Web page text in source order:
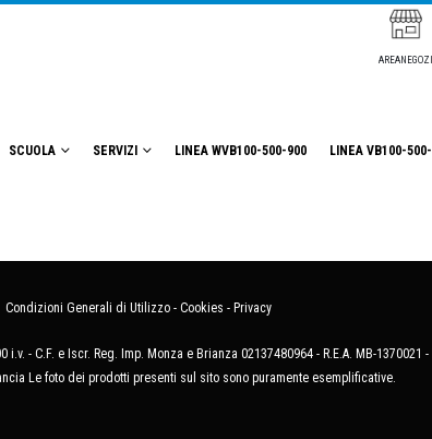
AREANEGOZI
SCUOLA SERVIZI LINEA WVB100-500-900 LINEA VB100-
Condizioni Generali di Utilizzo - Cookies - Privacy
- C.F. e Iscr. Reg. Imp. Monza e Brianza 02137480964 - R.E.A. MB-1370021
Le foto dei prodotti presenti sul sito sono puramente esemplificative.